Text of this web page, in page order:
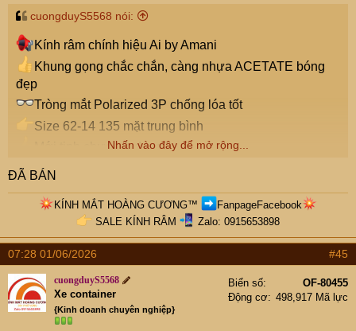
cuongduyS5568 nói:
Kính râm chính hiệu Ai by Amani
Khung gọng chắc chắn, càng nhựa ACETATE bóng
đẹp
Tròng mắt Polarized 3P chống lóa tốt
Size 62-14 135 mặt trung bình
Mới tinh chưa sử dụng
Giá đẹp: 800k Freeship toàn quốc
Nhấn vào đây để mở rộng...
ĐÃ BÁN
KÍNH MẮT HOÀNG CƯƠNG™
FanpageFacebook
SALE KÍNH RÂM
Zalo: 0915653898​
07:28 01/06/2026 #45
cuongduyS5568
Xe container
{Kinh doanh chuyên nghiệp}
Biển số
OF-80455
Động cơ
498,917 Mã lực